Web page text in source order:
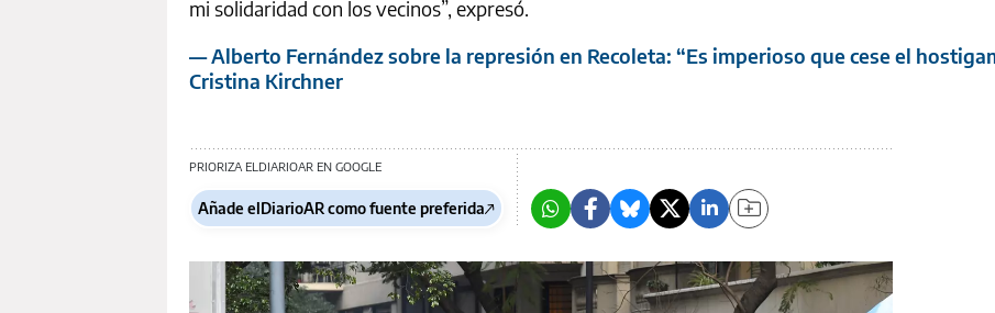
mi solidaridad con los vecinos”, expresó.
— Alberto Fernández sobre la represión en Recoleta: “Es imperioso que cese el
Cristina Kirchner
PRIORIZA ELDIARIOAR EN GOOGLE
Añade elDiarioAR como fuente preferida